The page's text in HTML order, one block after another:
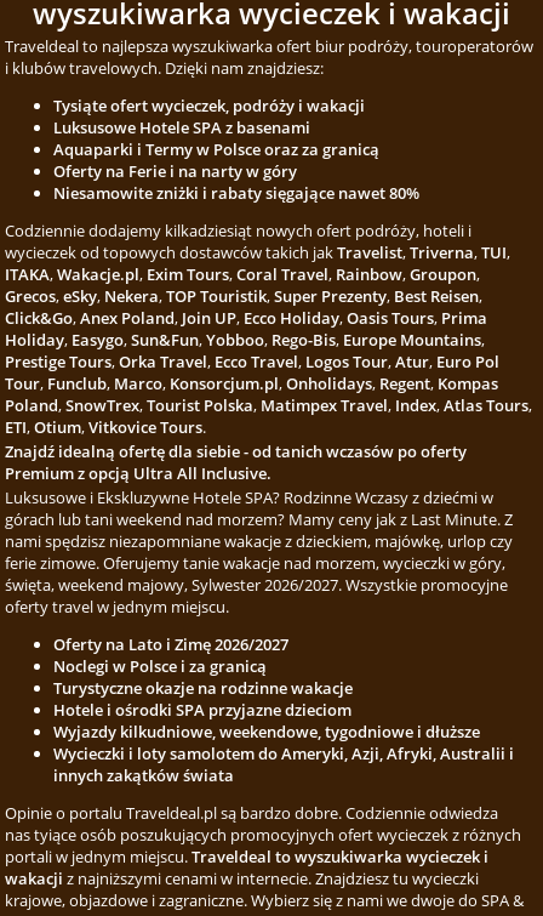
wyszukiwarka wycieczek i wakacji
Traveldeal to najlepsza wyszukiwarka ofert biur podróży, touroperatorów
i klubów travelowych. Dzięki nam znajdziesz:
Tysiąte ofert wycieczek, podróży i wakacji
Luksusowe Hotele SPA z basenami
Aquaparki i Termy w Polsce oraz za granicą
Oferty na Ferie i na narty w góry
Niesamowite zniżki i rabaty sięgające nawet 80%
Codziennie dodajemy kilkadziesiąt nowych ofert podróży, hoteli i
wycieczek od topowych dostawców takich jakTravelist,Triverna,TUI,
ITAKA,Wakacje.pl, Exim Tours,Coral Travel, Rainbow,Groupon,
Grecos,eSky, Nekera,TOP Touristik,Super Prezenty, Best Reisen,
Click&Go,Anex Poland, Join UP, Ecco Holiday,Oasis Tours, Prima
Holiday, Easygo,Sun&Fun,Yobboo, Rego-Bis, Europe Mountains,
Prestige Tours,Orka Travel, Ecco Travel, Logos Tour,Atur, Euro Pol
Tour, Funclub, Marco, Konsorcjum.pl,Onholidays, Regent, Kompas
Poland,SnowTrex,Tourist Polska, Matimpex Travel, Index,Atlas Tours,
ETI,Otium,Vitkovice Tours.
Znajdź idealną ofertę dla siebie - od tanich wczasów po oferty
Premium z opcją Ultra All Inclusive.
Luksusowe i Ekskluzywne Hotele SPA? Rodzinne Wczasy z dziećmi w
górach lub tani weekend nad morzem? Mamy ceny jak z Last Minute. Z
nami spędzisz niezapomniane wakacje z dzieckiem, majówkę, urlop czy
ferie zimowe. Oferujemy tanie wakacje nad morzem, wycieczki w góry,
święta, weekend majowy, Sylwester 2026/2027. Wszystkie promocyjne
oferty travel w jednym miejscu.
Oferty na Lato i Zimę 2026/2027
Noclegi w Polsce i za granicą
Turystyczne okazje na rodzinne wakacje
Hotele i ośrodki SPA przyjazne dzieciom
Wyjazdy kilkudniowe, weekendowe, tygodniowe i dłuższe
Wycieczki i loty samolotem do Ameryki, Azji, Afryki, Australii i
innych zakątków świata
Opinie o portalu Traveldeal.pl są bardzo dobre. Codziennie odwiedza
nas tyiące osób poszukujących promocyjnych ofert wycieczek z różnych
portali w jednym miejscu.Traveldeal to wyszukiwarka wycieczek i
wakacji z najniższymi cenami w internecie. Znajdziesz tu wycieczki
krajowe, objazdowe i zagraniczne. Wybierz się z nami we dwoje do SPA &